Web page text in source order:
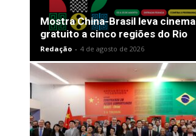
Mostra China-Brasil leva cinema
gratuito a cinco regiões do Rio
Redação - 4 de agosto de 2026